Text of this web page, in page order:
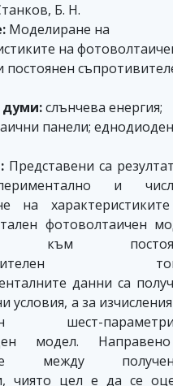
Б. Н.
Моделиране на
на
постоянен
слънчева енергия;
панели; еднодиоден
Представени са
и
на
фотоволтаичен
към
данни са
условия, а за
шест-
модел.
между
чиято цел е да се